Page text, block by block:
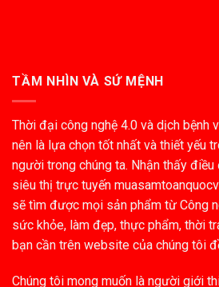
TẦM NHÌN VÀ SỨ MỆNH
Thời đại công nghệ 4.0 và dịch bệnh
nên là lựa chọn tốt nhất và thiết yếu
người trong chúng ta. Nhận thấy
siêu thị trực tuyến
sẽ tìm được mọi sản phẩm từ Công
sức khỏe, làm đẹp, thực phẩm, thời
bạn cần trên website của chúng tôi
Chúng tôi mong muốn là người giới